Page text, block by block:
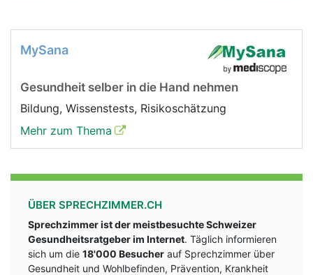
MySana
Gesundheit selber in die Hand nehmen
Bildung, Wissenstests, Risikoschätzung
Mehr zum Thema
ÜBER SPRECHZIMMER.CH
Sprechzimmer ist der meistbesuchte Schweizer
Gesundheitsratgeber im Internet. Täglich informieren
sich um die 18'000 Besucher auf Sprechzimmer über
Gesundheit und Wohlbefinden, Prävention, Krankheit